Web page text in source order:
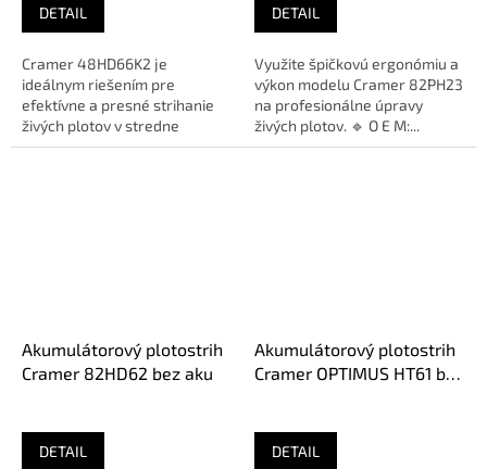
DETAIL
Cramer 48HD66K2 je
ideálnym riešením pre
efektívne a presné strihanie
živých plotov v stredne
veľkých až veľkých záhradách.
DETAIL
Využite špičkovú ergonómiu a
výkon modelu Cramer 82PH23
na profesionálne úpravy
živých plotov. 🔹 O E M:...
Akumulátorový plotostrih
Cramer 82HD62 bez aku
DETAIL
Akumulátorový plotostrih
Cramer OPTIMUS HT61 bez
DETAIL